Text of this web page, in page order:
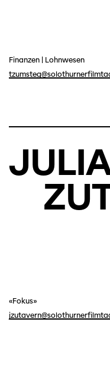
Finanzen
Lohnwesen
«Fokus»